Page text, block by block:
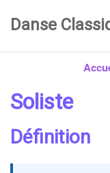
Danse
Soliste
Définition